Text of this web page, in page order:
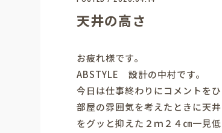
天井の高さ
お疲れ様です。
ABSTYLE 設計の中村です。
今日は仕事終わりにコメントをひ
部屋の雰囲気を考えたときに天
をグッと抑えた２ｍ２４㎝一見